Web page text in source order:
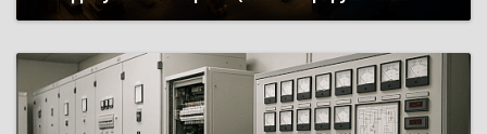
онлайн 17 ноября 2021 г., Мельников Андрей,